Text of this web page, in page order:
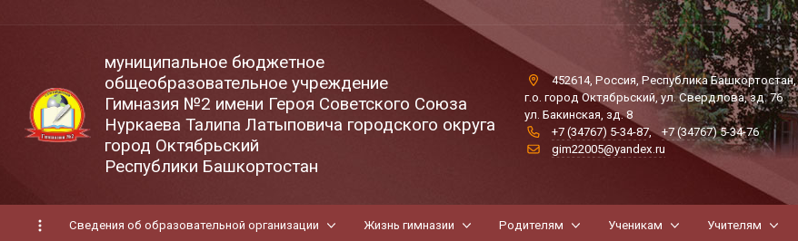
муниципальное бюджетное
общеобразовательное учреждение
Гимназия №2 имени Героя Советского Союза
Нуркаева Талипа Латыповича городского округа
город Октябрьский
Республики Башкортостан
452614, Россия, Республика Башкортостан,
г.о. город Октябрьский, ул. Свердлова, зд. 76
ул. Бакинская, зд. 8
+7 (34767) 5-34-87,
+7 (34767) 5-34-76
gim22005@yandex.ru
Сведения об образовательной организации Жизнь гимназии Родителям Ученикам Учителям